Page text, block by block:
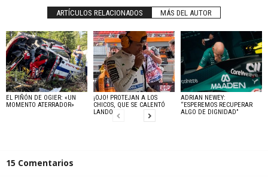
ARTÍCULOS RELACIONADOS MÁS DEL AUTOR
EL PIÑÓN DE OGIER: «UN
MOMENTO ATERRADOR»
¡OJO! PROTEJAN A LOS
CHICOS, QUE SE CALENTÓ
LANDO
ADRIAN NEWEY:
“ESPEREMOS RECUPERAR
ALGO DE DIGNIDAD”
15 Comentarios